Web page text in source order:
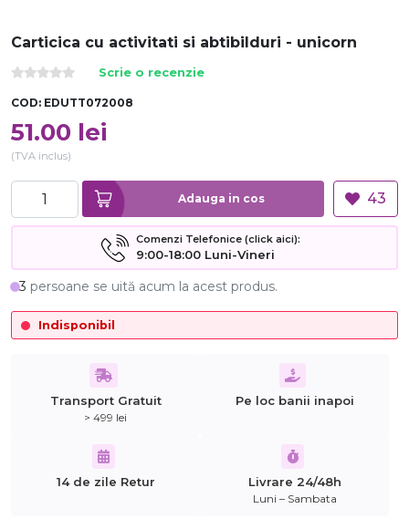
Carticica cu activitati si abtibilduri - unicorn
Scrie o recenzie
COD: EDUTT072008
51.00 lei
(TVA inclus)
Adauga in cos 43
Comenzi Telefonice (click aici):
9:00-18:00 Luni-Vineri
3 persoane se uită acum la acest produs.
Indisponibil
Transport Gratuit
> 499 lei
Pe loc banii inapoi
14 de zile Retur Livrare 24/48h
Luni – Sambata